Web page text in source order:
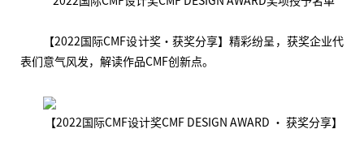
【2022国际CMF设计奖·获奖分享】精彩纷呈，获奖企业代
表们意气风发，解读作品CMF创新点。
【2022国际CMF设计奖CMF DESIGN AWARD · 获奖分享】